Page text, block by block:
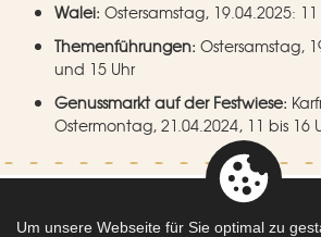
Walei: Ostersamstag, 19.04.2025: 11
Themenführungen: Ostersamstag,
und 15 Uhr
Genussmarkt auf der Festwiese:
Ostermontag, 21.04.2024, 11 bis 16
Um unsere Webseite für Sie optimal zu